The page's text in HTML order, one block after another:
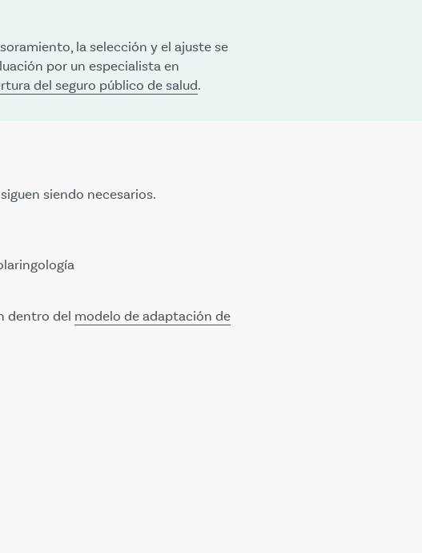
la selección y el ajuste se
por un especialista en
del seguro público de salud.
siendo necesarios.
dentro del modelo de adaptación de